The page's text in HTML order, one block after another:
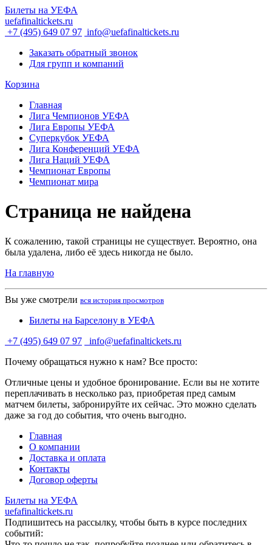
Билеты на УЕФА
uefafinaltickets.ru
+7 (495) 649 07 97 info@uefafinaltickets.ru
Заказать обратный звонок
Для групп и компаний
Корзина
Главная
Лига Чемпионов УЕФА
Лига Европы УЕФА
Суперкубок УЕФА
Лига Конференций УЕФА
Лига Наций УЕФА
Чемпионат Европы
Чемпионат мира
Страница не найдена
К сожалению, такой страницы не существует. Вероятно, она
была удалена, либо её здесь никогда не было.
На главную
Вы уже смотрели вся история просмотров
Билеты на Барселону в УЕФА
+7 (495) 649 07 97
info@uefafinaltickets.ru
Почему обращаться нужно к нам? Все просто:
Отличные цены и удобное бронирование. Если вы не хотите
переплачивать в несколько раз, приобретая пред самым
матчем билеты, забронируйте их сейчас. Это можно сделать
даже за год до события, что очень выгодно.
Главная
О компании
Доставка и оплата
Контакты
Договор оферты
Билеты на УЕФА
uefafinaltickets.ru
Подпишитесь на рассылку, чтобы быть в курсе последних
событий: